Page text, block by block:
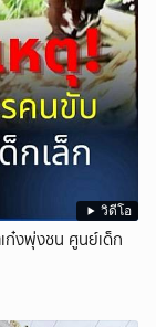
วิดีโอ
ก๋งพุ่งชน ศูนย์เด็ก